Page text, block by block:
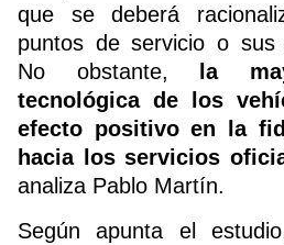
que se deberá
puntos de servicio o sus
No obstante,
la
tecnológica de los
efecto positivo en la
hacia los servicios
analiza Pablo Martín.
Según apunta el